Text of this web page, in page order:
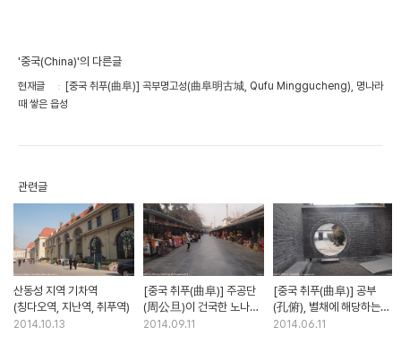
'중국(China)'의 다른글
현재글
[중국 취푸(曲阜)] 곡부명고성(曲阜明古城, Qufu Minggucheng), 명나라
때 쌓은 읍성
관련글
산동성 지역 기차역
(칭다오역, 지난역, 취푸역)
2014.10.13
[중국 취푸(曲阜)] 주공단
(周公旦)이 건국한 노나라
(魯國)의 도읍
2014.09.11
[중국 취푸(曲阜)] 공부
(孔俯), 별채에 해당하는
화청(花厅)과 후원(後苑)
2014.06.11